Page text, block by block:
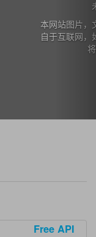
申明，皆来
们，本网站
Free API